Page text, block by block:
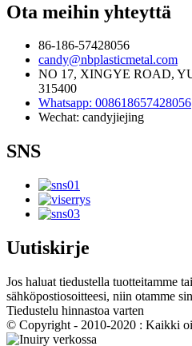
Ota meihin yhteyttä
86-186-57428056
candy@nbplasticmetal.com
NO 17, XINGYE ROAD,
315400
Whatsapp: 008618657428056
Wechat: candyjiejing
SNS
Uutiskirje
Jos haluat tiedustella tuotteitamme
sähköpostiosoitteesi, niin otamme
Tiedustelu hinnastoa varten
© Copyright - 2010-2020 : Kaikki